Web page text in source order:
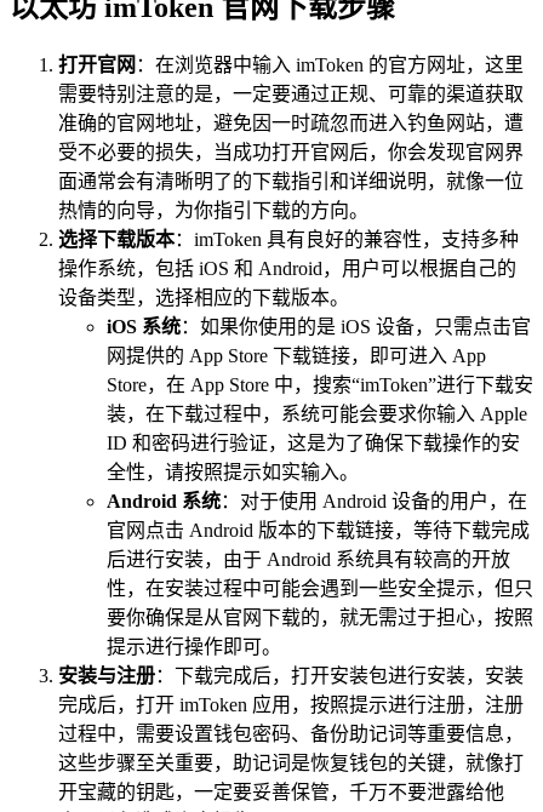
以太坊 imToken 官网下载步骤
打开官网 ：在浏览器中输入 imToken 的官方网址，这里
需要特别注意的是，一定要通过正规、可靠的渠道获取
准确的官网地址，避免因一时疏忽而进入钓鱼网站，遭
受不必要的损失，当成功打开官网后，你会发现官网界
面通常会有清晰明了的下载指引和详细说明，就像一位
热情的向导，为你指引下载的方向。
选择下载版本：imToken 具有良好的兼容性，支持多种
操作系统，包括 iOS 和 Android，用户可以根据自己的
设备类型，选择相应的下载版本。
iOS 系统：如果你使用的是 iOS 设备，只需点击官
网提供的 App Store 下载链接，即可进入 App
Store，在 App Store 中，搜索“imToken”进行下载安
装，在下载过程中，系统可能会要求你输入 Apple
ID 和密码进行验证，这是为了确保下载操作的安
全性，请按照提示如实输入。
Android 系统：对于使用 Android 设备的用户，在
官网点击 Android 版本的下载链接，等待下载完成
后进行安装，由于 Android 系统具有较高的开放
性，在安装过程中可能会遇到一些安全提示，但只
要你确保是从官网下载的，就无需过于担心，按照
提示进行操作即可。
安装与注册：下载完成后，打开安装包进行安装，安装
完成后，打开 imToken 应用，按照提示进行注册，注册
过程中，需要设置钱包密码、备份助记词等重要信息，
这些步骤至关重要，助记词是恢复钱包的关键，就像打
开宝藏的钥匙，一定要妥善保管，千万不要泄露给他